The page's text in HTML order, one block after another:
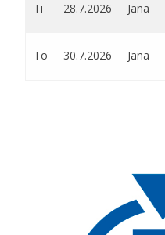
Ti 28.7.2026 Jana
To 30.7.2026 Jana